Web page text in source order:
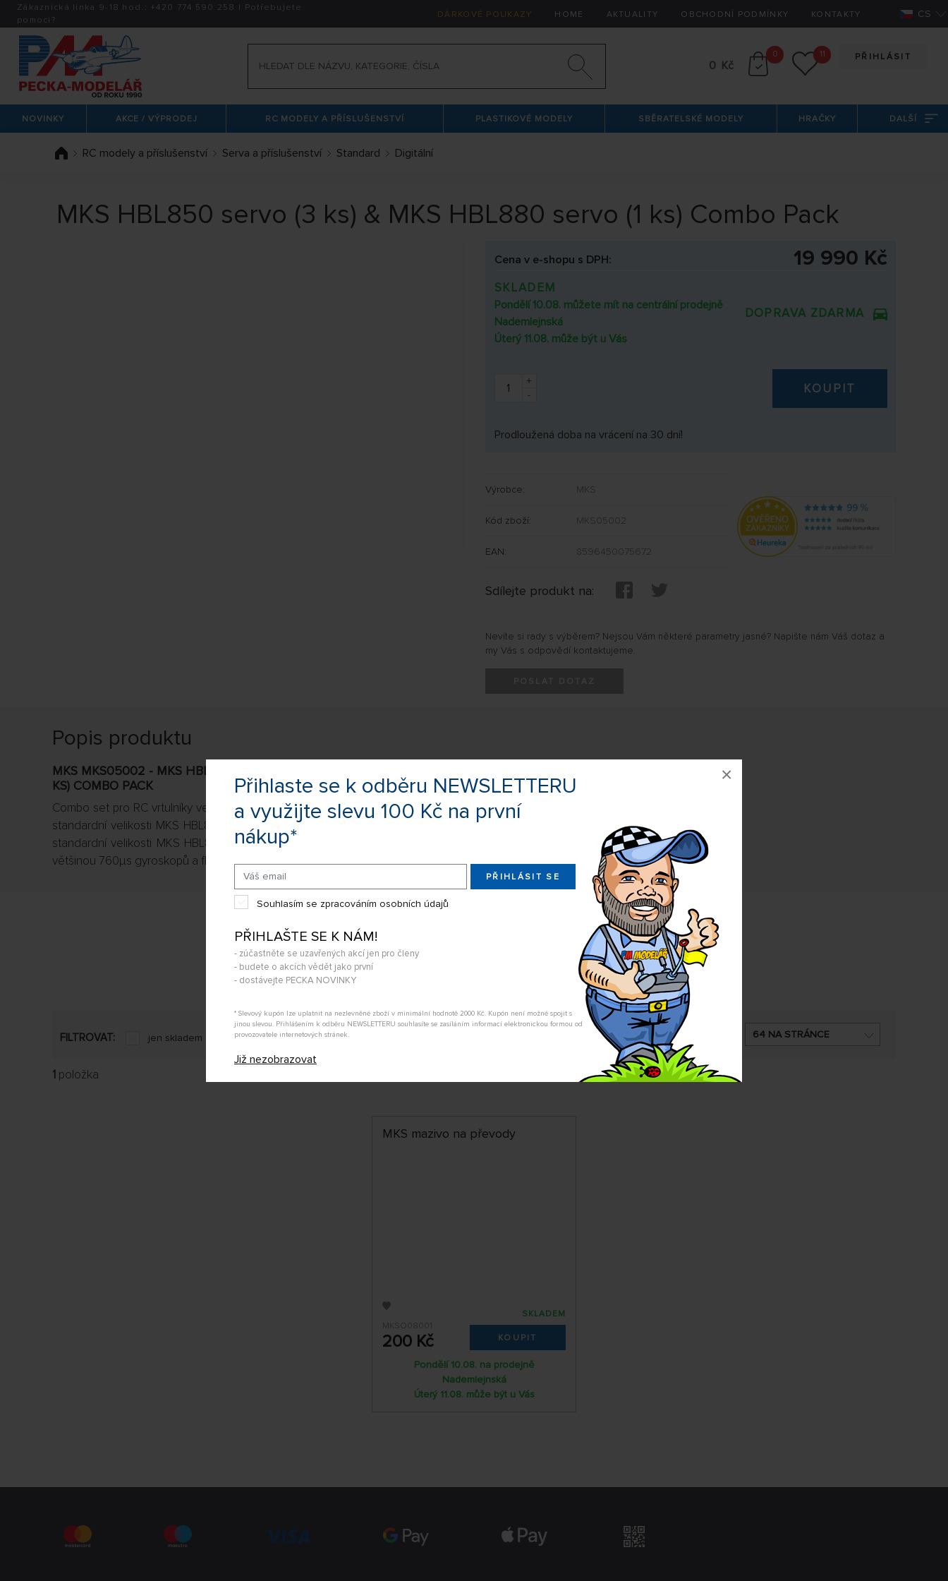
Přihlaste se k odběru NEWSLETTERU
a využijte slevu 100 Kč na první
nákup*
PŘIHLÁSIT SE
Souhlasím se zpracováním osobních údajů
PŘIHLAŠTE SE K NÁM!
- zúčastněte se uzavřených akcí jen pro členy
- budete o akcích vědět jako první
- dostávejte PECKA NOVINKY
* Slevový kupón lze uplatnit na nezlevněné zboží v minimální hodnotě 2000 Kč. Kupón není možné spojit s
jinou slevou. Přihlášením k odběru NEWSLETTERU souhlasíte se zasíláním informací elektronickou formou od
provozovatele internetových stránek.
Již nezobrazovat
×
Zákaznická linka 9-18 hod.: +420 774 590 258 | Potřebujete
pomoci?
DÁRKOVÉ POUKAZY HOME AKTUALITY OBCHODNÍ PODMÍNKY KONTAKTY CS
PŘIHLÁSIT
0 Kč
0 11
NOVINKY AKCE / VÝPRODEJ RC MODELY A PŘÍSLUŠENSTVÍ PLASTIKOVÉ MODELY SBĚRATELSKÉ MODELY HRAČKY DALŠÍ
RC modely a příslušenství Serva a příslušenství Standard Digitální
MKS HBL850 servo (3 ks) & MKS HBL880 servo (1 ks) Combo Pack
Cena v e-shopu s DPH: 19 990 Kč
SKLADEM
Pondělí 10.08. můžete mít na centrální prodejně
Nademlejnská
Úterý 11.08. může být u Vás
DOPRAVA ZDARMA
+
-
KOUPIT
Prodloužená doba na vrácení na 30 dní!
Výrobce: MKS
Kód zboží: MKS05002
EAN: 8596450075672
Sdílejte produkt na:
Nevíte si rady s výběrem? Nejsou Vám některé parametry jasné? Napište nám Váš dotaz a
my Vás s odpovědí kontaktujeme.
Popis produktu
MKS MKS05002 - MKS HBL850 SERVO (3 KS) & MKS HBL880 SERVO (1
KS) COMBO PACK
Combo set pro RC vrtulníky velikosti 700–800. Obsahem dodávky jsou 3 serva
standardní velikosti MKS HBL850 pro ovládání cykliky a 1 úzkopásmové servo
standardní velikosti MKS HBL880 pro ovládání ocasního rotoru. Kompatibilní s
většinou 760µs gyroskopů a flybarless jednotek.
Související produkty
FILTROVAT: jen skladem ABECEDNĚ 64 NA STRÁNCE
1 položka
MKS mazivo na převody
MKSO08001
200 Kč
SKLADEM
KOUPIT
Pondělí 10.08. na prodejně
Nademlejnská
Úterý 11.08. může být u Vás